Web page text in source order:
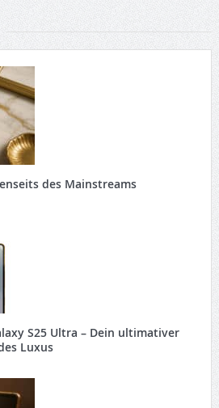
des Mainstreams
S25 Ultra – Dein ultimativer
Luxus